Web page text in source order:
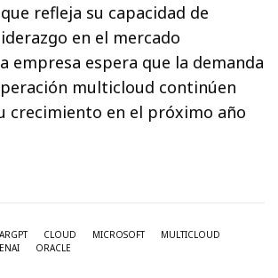
refleja su capacidad de
en el mercado
empresa espera que la demanda
multicloud continúen
crecimiento en el próximo año
CLOUD MICROSOFT
MULTICLOUD
ORACLE